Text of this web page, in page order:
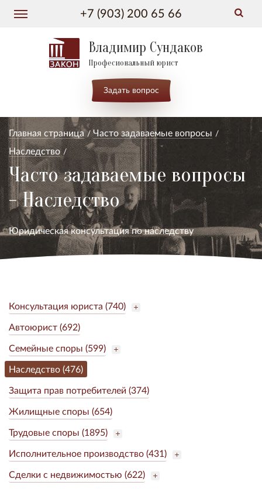
+7 (903) 200 65 66
Владимир Сундаков
Професиональный юрист
Задать вопрос
Главная страница
Часто задаваемые вопросы
Наследство
Часто задаваемые вопросы
- Наследство
Юридическая консультация по наследству
Консультация юриста (740)
Автоюрист (692)
Семейные споры (599)
Наследство (476)
Защита прав потребителей (374)
Жилищные споры (654)
Трудовые споры (1895)
Исполнительное производство (431)
Сделки с недвижимостью (622)